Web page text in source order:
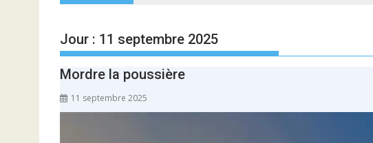
Jour : 11 septembre 2025
Mordre la poussière
11 septembre 2025